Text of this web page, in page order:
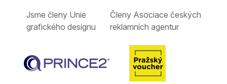
Jsme členy Unie
grafického designu
Členy Asociace českých
reklamních agentur